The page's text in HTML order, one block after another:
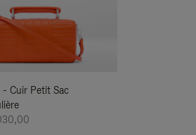
- Cuir Petit Sac